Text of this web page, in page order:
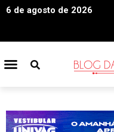
6 de agosto de 2026